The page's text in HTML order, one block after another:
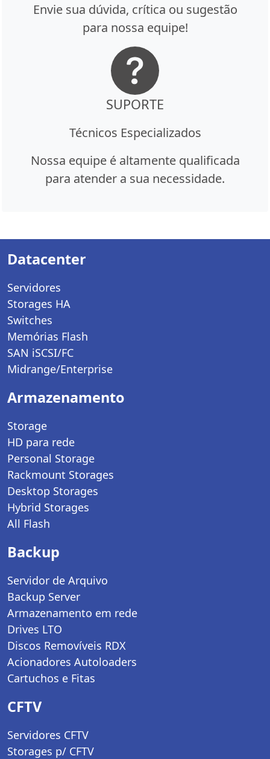
Envie sua dúvida, crítica ou sugestão
para nossa equipe!
SUPORTE
Técnicos Especializados
Nossa equipe é altamente qualificada
para atender a sua necessidade.
Datacenter
Servidores
Storages HA
Switches
Memórias Flash
SAN iSCSI/FC
Midrange/Enterprise
Armazenamento
Storage
HD para rede
Personal Storage
Rackmount Storages
Desktop Storages
Hybrid Storages
All Flash
Backup
Servidor de Arquivo
Backup Server
Armazenamento em rede
Drives LTO
Discos Removíveis RDX
Acionadores Autoloaders
Cartuchos e Fitas
CFTV
Servidores CFTV
Storages p/ CFTV